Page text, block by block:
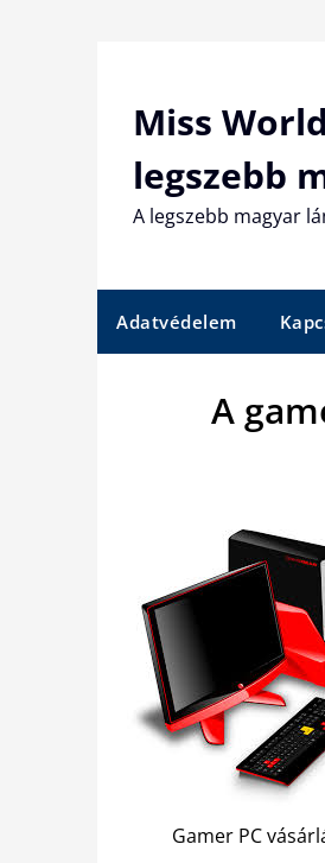
Miss
legszebb
A legszebb magyar
Adatvédelem
A
Gamer PC